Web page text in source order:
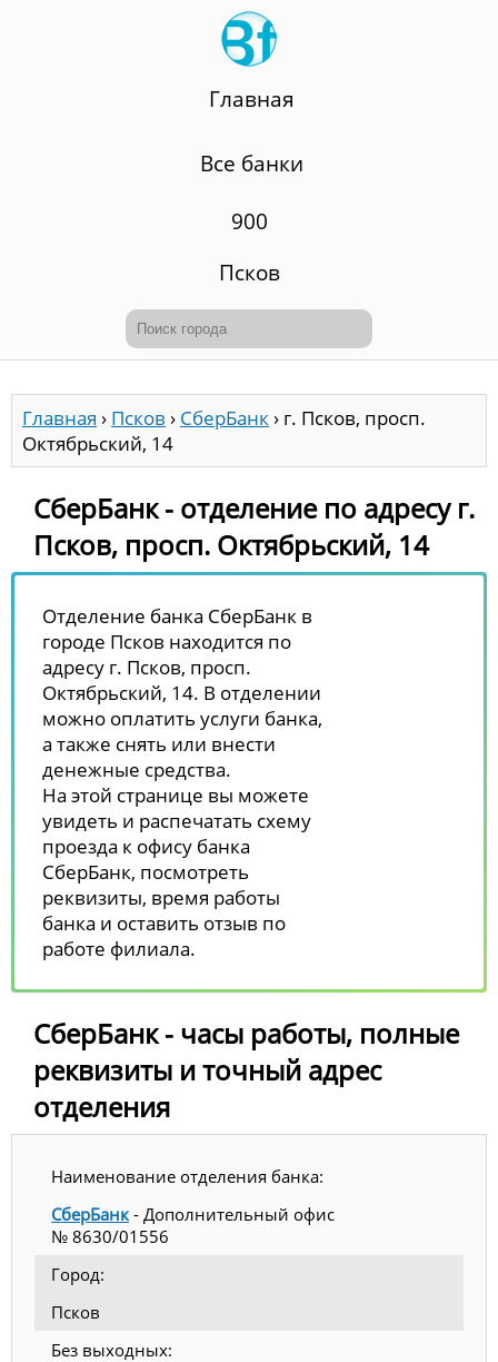
Главная
Все банки
900
Псков
Главная › Псков › СберБанк› г. Псков, просп.
Октябрьский, 14
СберБанк - отделение по адресу г.
Псков, просп. Октябрьский, 14
Отделение банка СберБанк в
городе Псков находится по
адресу г. Псков, просп.
Октябрьский, 14. В отделении
можно оплатить услуги банка,
а также снять или внести
денежные средства.
На этой странице вы можете
увидеть и распечатать схему
проезда к офису банка
СберБанк, посмотреть
реквизиты, время работы
банка и оставить отзыв по
работе филиала.
СберБанк - часы работы, полные
реквизиты и точный адрес
отделения
Наименование отделения банка:
СберБанк - Дополнительный офис
№ 8630/01556
Город:
Псков
Без выходных: